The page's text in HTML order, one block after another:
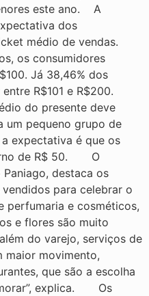
este ano. A
dos
médio de vendas.
os consumidores
Já 38,46% dos
entre R$101 e R$200.
do presente deve
um pequeno grupo de
expectativa é que os
de R$ 50. O
Paniago, destaca os
para celebrar o
perfumaria e cosméticos,
e flores são muito
do varejo, serviços de
maior movimento,
que são a escolha
explica. Os